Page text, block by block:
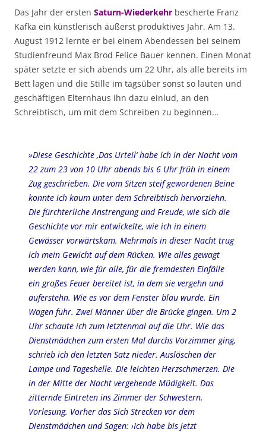
Das Jahr der ersten Saturn-Wiederkehr bescherte Franz
Kafka ein künstlerisch äußerst produktives Jahr. Am 13.
August 1912 lernte er bei einem Abendessen bei seinem
Studienfreund Max Brod Felice Bauer kennen. Einen Monat
später setzte er sich abends um 22 Uhr, als alle bereits im
Bett lagen und die Stille im tagsüber sonst so lauten und
geschäftigen Elternhaus ihn dazu einlud, an den
Schreibtisch, um mit dem Schreiben zu beginnen…
»Diese Geschichte ‚Das Urteil‘ habe ich in der Nacht vom
22 zum 23 von 10 Uhr abends bis 6 Uhr früh in einem
Zug geschrieben. Die vom Sitzen steif gewordenen Beine
konnte ich kaum unter dem Schreibtisch hervorziehn.
Die fürchterliche Anstrengung und Freude, wie sich die
Geschichte vor mir entwickelte, wie ich in einem
Gewässer vorwärtskam. Mehrmals in dieser Nacht trug
ich mein Gewicht auf dem Rücken. Wie alles gewagt
werden kann, wie für alle, für die fremdesten Einfälle
ein großes Feuer bereitet ist, in dem sie vergehn und
auferstehn. Wie es vor dem Fenster blau wurde. Ein
Wagen fuhr. Zwei Männer über die Brücke gingen. Um 2
Uhr schaute ich zum letztenmal auf die Uhr. Wie das
Dienstmädchen zum ersten Mal durchs Vorzimmer ging,
schrieb ich den letzten Satz nieder. Auslöschen der
Lampe und Tageshelle. Die leichten Herzschmerzen. Die
in der Mitte der Nacht vergehende Müdigkeit. Das
zitternde Eintreten ins Zimmer der Schwestern.
Vorlesung. Vorher das Sich Strecken vor dem
Dienstmädchen und Sagen: ›Ich habe bis jetzt